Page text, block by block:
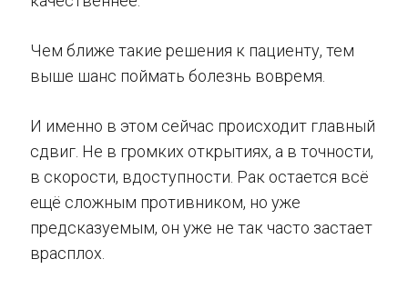
Чем ближе такие решения к пациенту, тем
выше шанс поймать болезнь вовремя.
И именно в этом сейчас происходит главный
сдвиг. Не в громких открытиях, а в точности,
в скорости, вдоступности. Рак остается всё
ещё сложным противником, но уже
предсказуемым, он уже не так часто застает
врасплох.